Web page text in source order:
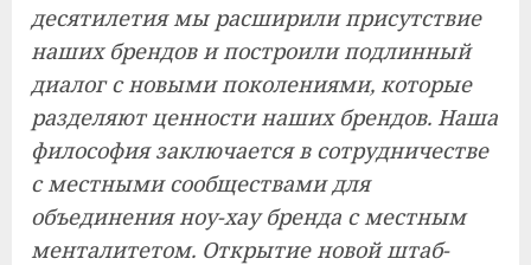
десятилетия мы расширили присутствие
наших брендов и построили подлинный
диалог с новыми поколениями, которые
разделяют ценности наших брендов. Наша
философия заключается в сотрудничестве
с местными сообществами для
объединения ноу-хау бренда с местным
менталитетом. Открытие новой штаб-